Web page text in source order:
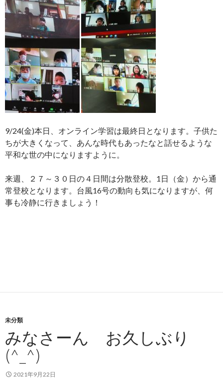
9/24(金)本日、オンライン学習は最終日となります。子供た
ちが大きくなって、あんな時代もあったなと話せるような
平和な世の中になりますように。
来週、２７～３０日の４日間は分散登校。1日（金）から通
常登校となります。台風16号の動向も気になりますが、何
事も冷静に行きましょう！
未分類
みなさーん お久しぶり
(^_^)
2021年9月22日